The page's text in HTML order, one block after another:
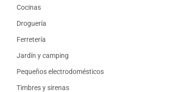
Cocinas
Droguería
Ferretería
Jardín y camping
Pequeños electrodomésticos
Timbres y sirenas